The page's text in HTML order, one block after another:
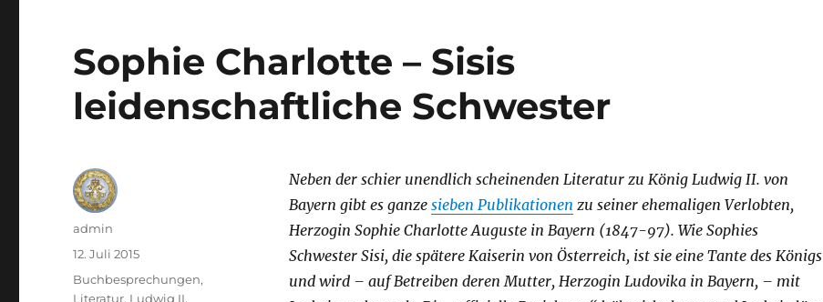
Sophie Charlotte – Sisis
leidenschaftliche Schwester
Neben der schier unendlich scheinenden Literatur zu König Ludwig II. von
Bayern gibt es ganze sieben Publikationen zu seiner ehemaligen Verlobten,
Herzogin Sophie Charlotte Auguste in Bayern (1847-97). Wie Sophies
Schwester Sisi, die spätere Kaiserin von Österreich, ist sie eine Tante des Königs
und wird – auf Betreiben deren Mutter, Herzogin Ludovika in Bayern, – mit
Autor
admin
Veröffentlicht
12. Juli 2015
Kategorien
Buchbesprechungen,
Literatur, Ludwig II.